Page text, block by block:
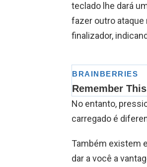
teclado lhe dará
fazer outro ataque
finalizador,
No entanto,
carregado é
Também existem
dar a você a